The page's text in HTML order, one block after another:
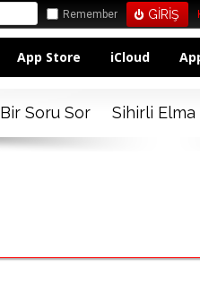
Remember
App Store iCloud
Bir Soru Sor Sihirli Elma